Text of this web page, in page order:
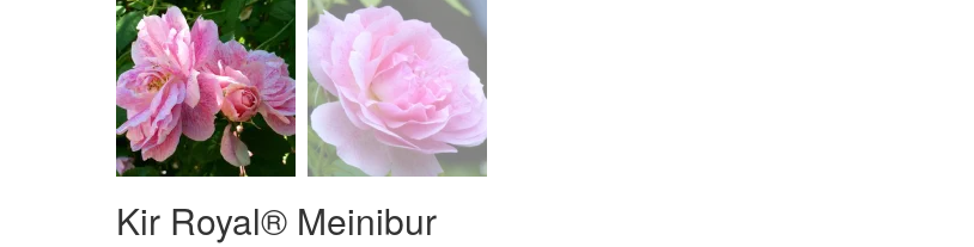
Kir Royal® Meinibur